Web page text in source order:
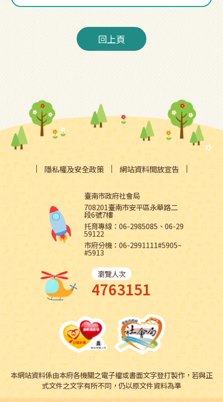
回上頁
隱私權及安全政策 網站資料開放宣告
臺南市政府社會局
708201臺南市安平區永華路二
段6號7樓
托育專線：06-2985085、06-29
59122
市府分機：06-2991111#5905~
#5913
瀏覽人次
4763151
本網站資料係由本府各機關之電子檔或書面文字登打製作，若與正
式文件之文字有所不同，仍以原文件資料為準